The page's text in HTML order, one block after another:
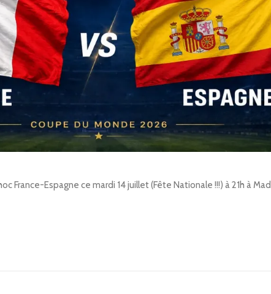
France-Espagne ce mardi 14 juillet (Fête Nationale !!!) à 21h à